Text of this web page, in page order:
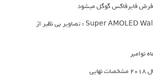
فایرفاکس گوگل میشود
اپلیکیشن Super AMOLED Wallpapers : تصاویر بی نظیر از
نوامبر